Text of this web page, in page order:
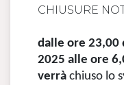
CHIUSURE
dalle ore 23,00
2025 alle ore
verrà chiuso lo